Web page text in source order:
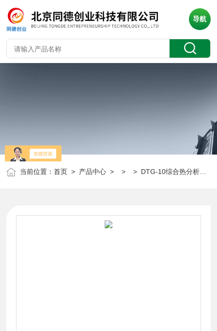
导航
当前位置：首页 > 产品中心 > > > DTG-10综合热分析仪（室温~1000℃）